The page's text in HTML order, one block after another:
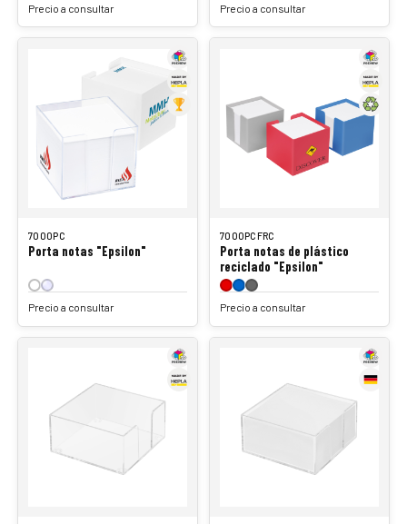
Precio a consultar Precio a consultar
7000PC
Porta notas "Epsilon"
Precio a consultar
7000PCFRC
Porta notas de plástico
reciclado "Epsilon"
Precio a consultar